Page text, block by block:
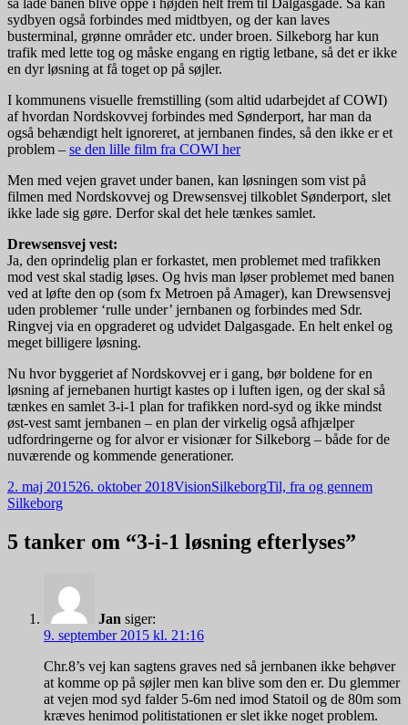
så lade banen blive oppe i højden helt frem til Dalgasgade. Så kan
sydbyen også forbindes med midtbyen, og der kan laves
busterminal, grønne områder etc. under broen. Silkeborg har kun
trafik med lette tog og måske engang en rigtig letbane, så det er ikke
en dyr løsning at få toget op på søjler.
I kommunens visuelle fremstilling (som altid udarbejdet af COWI)
af hvordan Nordskovvej forbindes med Sønderport, har man da
også behændigt helt ignoreret, at jernbanen findes, så den ikke er et
problem – se den lille film fra COWI her
Men med vejen gravet under banen, kan løsningen som vist på
filmen med Nordskovvej og Drewsensvej tilkoblet Sønderport, slet
ikke lade sig gøre. Derfor skal det hele tænkes samlet.
Drewsensvej vest:
Ja, den oprindelig plan er forkastet, men problemet med trafikken
mod vest skal stadig løses. Og hvis man løser problemet med banen
ved at løfte den op (som fx Metroen på Amager), kan Drewsensvej
uden problemer ‘rulle under’ jernbanen og forbindes med Sdr.
Ringvej via en opgraderet og udvidet Dalgasgade. En helt enkel og
meget billigere løsning.
Nu hvor byggeriet af Nordskovvej er i gang, bør boldene for en
løsning af jernebanen hurtigt kastes op i luften igen, og der skal så
tænkes en samlet 3-i-1 plan for trafikken nord-syd og ikke mindst
øst-vest samt jernbanen – en plan der virkelig også afhjælper
udfordringerne og for alvor er visionær for Silkeborg – både for de
nuværende og kommende generationer.
Udgivet
i
2. maj 201526. oktober 2018Forfatter
VisionSilkeborgKategorier
Til, fra og gennem
Silkeborg
5 tanker om “3-i-1 løsning efterlyses”
Jan siger:
9. september 2015 kl. 21:16
Chr.8’s vej kan sagtens graves ned så jernbanen ikke behøver
at komme op på søjler men kan blive som den er. Du glemmer
at vejen mod syd falder 5-6m ned imod Statoil og de 80m som
kræves henimod politistationen er slet ikke noget problem.